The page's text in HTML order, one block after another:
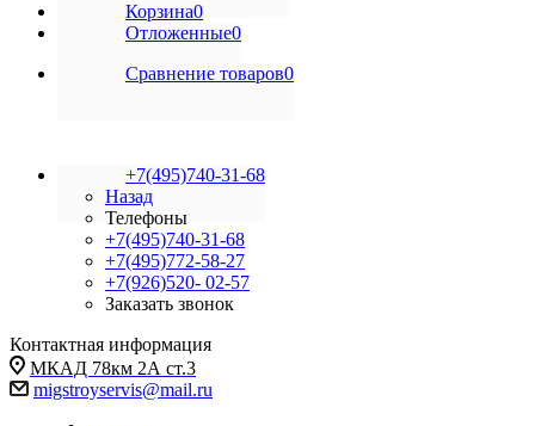
Корзина0
Отложенные0
Сравнение товаров0
+7(495)740-31-68
Назад
Телефоны
+7(495)740-31-68
+7(495)772-58-27
+7(926)520- 02-57
Заказать звонок
Контактная информация
МКАД 78км 2А ст.3
migstroyservis@mail.ru